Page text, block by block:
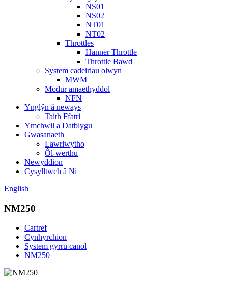
NS01
NS02
NT01
NT02
Throttles
Hanner Throttle
Throttle Bawd
System cadeiriau olwyn
MWM
Modur amaethyddol
NFN
Ynglŷn â neways
Taith Ffatri
Ymchwil a Datblygu
Gwasanaeth
Lawrlwytho
Ôl-werthu
Newyddion
Cysylltwch â Ni
English
NM250
Cartref
Cynhyrchion
System gyrru canol
NM250